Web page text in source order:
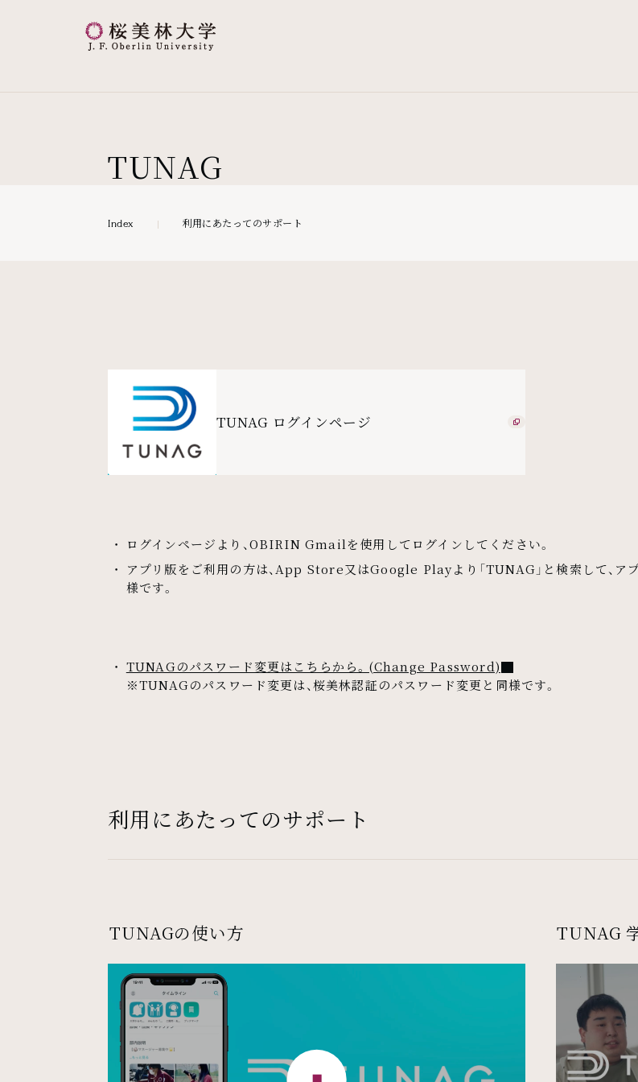
桜美林大学 トップページ
TUNAG
Index 利用にあたってのサポート
TUNAG ログインページ
ログインページより、OBIRIN Gmailを使用してログインしてください。
アプリ版をご利用の方は、App Store又はGoogle Playより「TUNAG」と検索して、ア
様です。
TUNAGのパスワード変更はこちらから。(Change Password)
※TUNAGのパスワード変更は、桜美林認証のパスワード変更と同様です。
利用にあたってのサポート
TUNAGの使い方 TUNAG